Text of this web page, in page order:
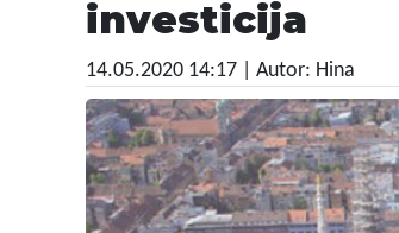
investicija
14.05.2020 14:17 | Autor: Hina